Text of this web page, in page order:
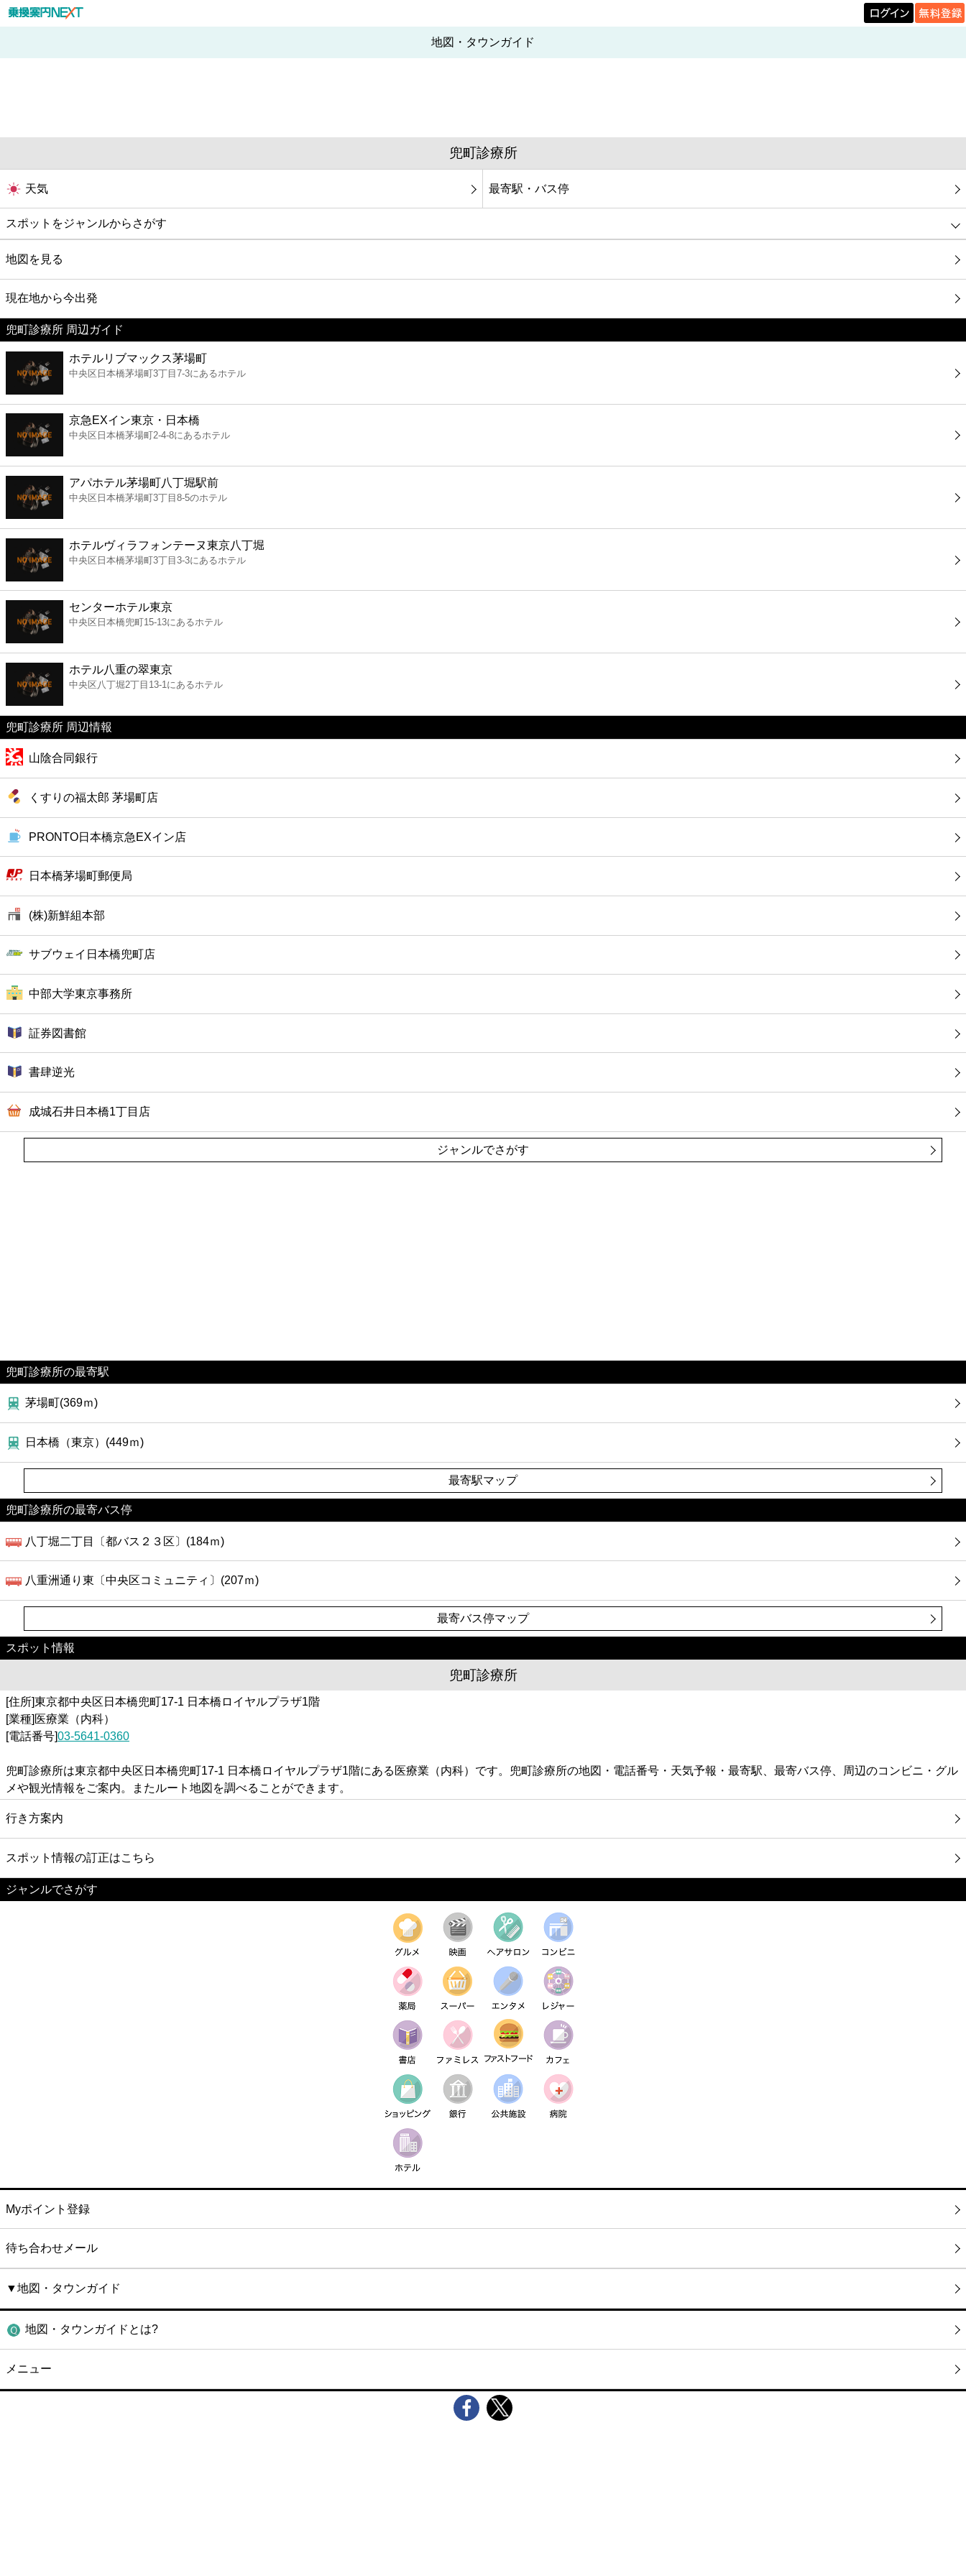
地図・タウンガイド
兜町診療所
天気 最寄駅・バス停
スポットをジャンルからさがす
グルメ
映画
美容
コンビニ
薬局
スーパー
エンタメ
レジャー
書店
ファミレス
ファーストフード
カフェ
ショッピング
銀行
公共
地図を見る
現在地から今出発
兜町診療所 周辺ガイド
ホテルリブマックス茅場町
中央区日本橋茅場町3丁目7-3にあるホテル
京急EXイン東京・日本橋
中央区日本橋茅場町2-4-8にあるホテル
アパホテル茅場町八丁堀駅前
中央区日本橋茅場町3丁目8-5のホテル
ホテルヴィラフォンテーヌ東京八丁堀
中央区日本橋茅場町3丁目3-3にあるホテル
センターホテル東京
中央区日本橋兜町15-13にあるホテル
ホテル八重の翠東京
中央区八丁堀2丁目13-1にあるホテル
兜町診療所 周辺情報
山陰合同銀行
くすりの福太郎 茅場町店
PRONTO日本橋京急EXイン店
日本橋茅場町郵便局
(株)新鮮組本部
サブウェイ日本橋兜町店
中部大学東京事務所
証券図書館
書肆逆光
成城石井日本橋1丁目店
ジャンルでさがす
兜町診療所の最寄駅
茅場町(369ｍ)
日本橋（東京）(449ｍ)
最寄駅マップ
兜町診療所の最寄バス停
八丁堀二丁目〔都バス２３区〕(184ｍ)
八重洲通り東〔中央区コミュニティ〕(207ｍ)
最寄バス停マップ
スポット情報
兜町診療所
[住所]東京都中央区日本橋兜町17-1 日本橋ロイヤルプラザ1階
[業種]医療業（内科）
[電話番号]03-5641-0360
兜町診療所は東京都中央区日本橋兜町17-1 日本橋ロイヤルプラザ1階にある医療業（内科）です。兜町診療所の地図・電話番号・天気予報・最寄駅、最寄バス停、周辺のコンビニ・グル
メや観光情報をご案内。またルート地図を調べることができます。
行き方案内
スポット情報の訂正はこちら
ジャンルでさがす
Myポイント登録
待ち合わせメール
▼地図・タウンガイド
地図・タウンガイドとは?
メニュー